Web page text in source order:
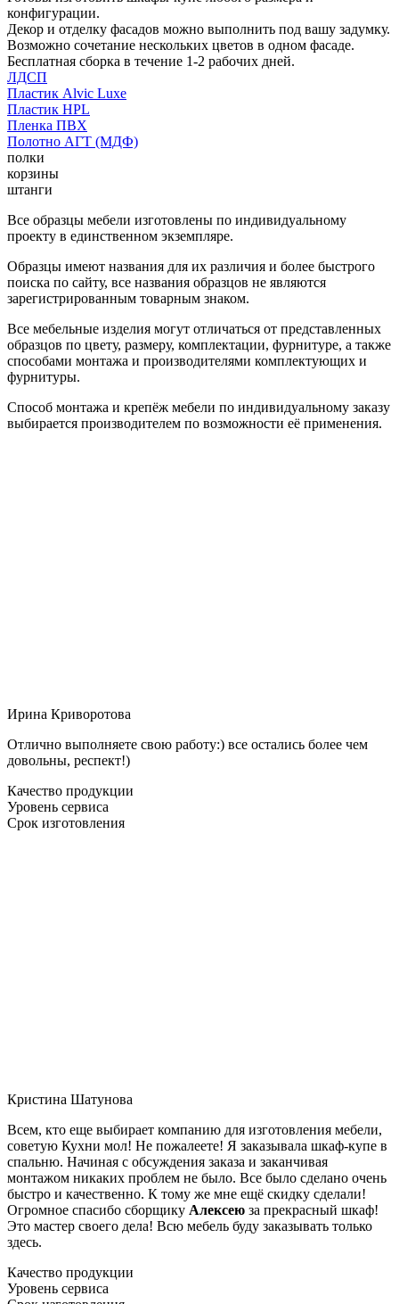
конфигурации.
Декор и отделку фасадов можно выполнить под вашу задумку.
Возможно сочетание нескольких цветов в одном фасаде.
Бесплатная сборка в течение 1-2 рабочих дней.
ЛДСП
Пластик Alvic Luxe
Пластик HPL
Пленка ПВХ
Полотно АГТ (МДФ)
полки
корзины
штанги
Все образцы мебели изготовлены по индивидуальному
проекту в единственном экземпляре.
Образцы имеют названия для их различия и более быстрого
поиска по сайту, все названия образцов не являются
зарегистрированным товарным знаком.
Все мебельные изделия могут отличаться от представленных
образцов по цвету, размеру, комплектации, фурнитуре, а также
способами монтажа и производителями комплектующих и
фурнитуры.
Способ монтажа и крепёж мебели по индивидуальному заказу
выбирается производителем по возможности её применения.
Ирина Криворотова
Отлично выполняете свою работу:) все остались более чем
довольны, респект!)
Качество продукции
Уровень сервиса
Срок изготовления
Кристина Шатунова
Всем, кто еще выбирает компанию для изготовления мебели,
советую Кухни мол! Не пожалеете! Я заказывала шкаф-купе в
спальню. Начиная с обсуждения заказа и заканчивая
монтажом никаких проблем не было. Все было сделано очень
быстро и качественно. К тому же мне ещё скидку сделали!
Огромное спасибо сборщику Алексею за прекрасный шкаф!
Это мастер своего дела! Всю мебель буду заказывать только
здесь.
Качество продукции
Уровень сервиса